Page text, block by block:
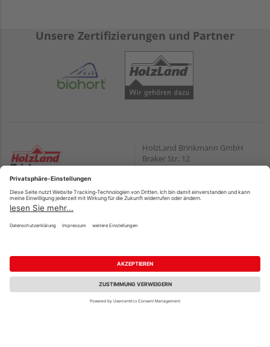
Unsere Zertifizierungen und Partner
HolzLand Brinkmann GmbH
Braker Str. 12
33729 Bielefeld
Mo. – Fr.
Sa.09:00 – 13:00
Wir helfen Ihnen gerne
PayPal
Onlineüberweisung
Kreditkarte